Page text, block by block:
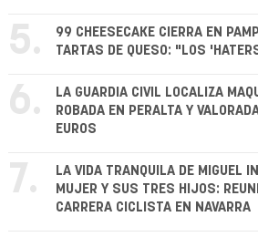
5.
99 CHEESECAKE CIERRA EN
TARTAS DE QUESO: "LOS
6.
LA GUARDIA CIVIL LOCALIZA
ROBADA EN PERALTA Y
EUROS
7.
LA VIDA TRANQUILA DE MIGUEL
MUJER Y SUS TRES HIJOS:
CARRERA CICLISTA EN NAVARRA